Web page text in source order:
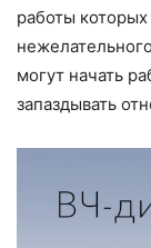
работы
могут начать
запаздывать